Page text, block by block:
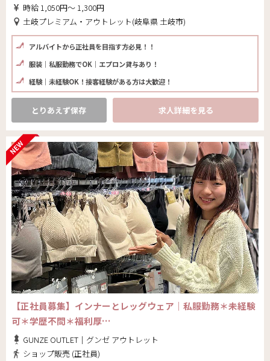
時給 1,050円～ 1,300円
土岐プレミアム・アウトレット(岐阜県 土岐市)
アルバイトから正社員を目指す方必見！！
服装｜私服勤務でOK｜エプロン貸与あり！
経験｜未経験OK！接客経験がある方は大歓迎！
とりあえず保存 求人詳細を見る
【正社員募集】インナーとレッグウェア｜私服勤務＊未経験
可＊学歴不問＊福利厚…
GUNZE OUTLET｜グンゼ アウトレット
ショップ販売 (正社員)